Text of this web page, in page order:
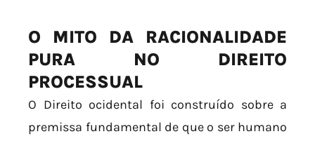
O MITO DA RACIONALIDADE
PURA NO DIREITO
PROCESSUAL
O Direito ocidental foi construído sobre a
premissa fundamental de que o ser humano